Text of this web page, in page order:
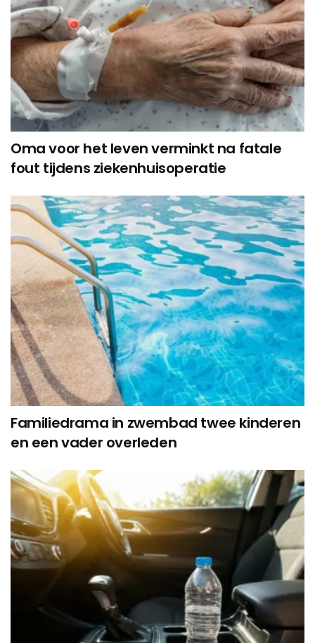
Oma voor het leven verminkt na fatale
fout tijdens ziekenhuisoperatie
Familiedrama in zwembad twee kinderen
en een vader overleden